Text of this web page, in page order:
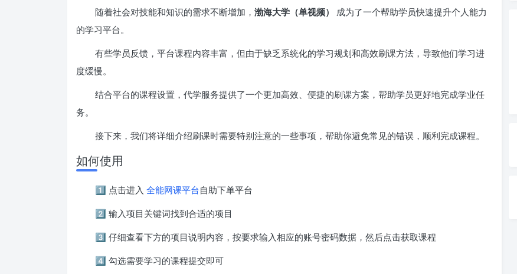
随着社会对技能和知识的需求不断增加， 渤海大学（单视频）
成为了一个帮助学员快速提升个人能力
的学习平台。
有些学员反馈，平台课程内容丰富，但由于缺乏系统化的学习规划和高效刷课方法，导致他们学习进
度缓慢。
结合平台的课程设置，代学服务提供了一个更加高效、便捷的刷课方案，帮助学员更好地完成学业任
务。
接下来，我们将详细介绍刷课时需要特别注意的一些事项，帮助你避免常见的错误，顺利完成课程。
如何使用
1️⃣ 点击进入 全能网课平台自助下单平台
2️⃣ 输入项目关键词找到合适的项目
3️⃣ 仔细查看下方的项目说明内容，按要求输入相应的账号密码数据，然后点击获取课程
4️⃣ 勾选需要学习的课程提交即可